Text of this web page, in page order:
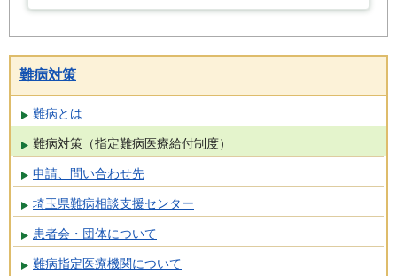
難病対策
難病とは
難病対策（指定難病医療給付制度）
申請、問い合わせ先
埼玉県難病相談支援センター
患者会・団体について
難病指定医療機関について